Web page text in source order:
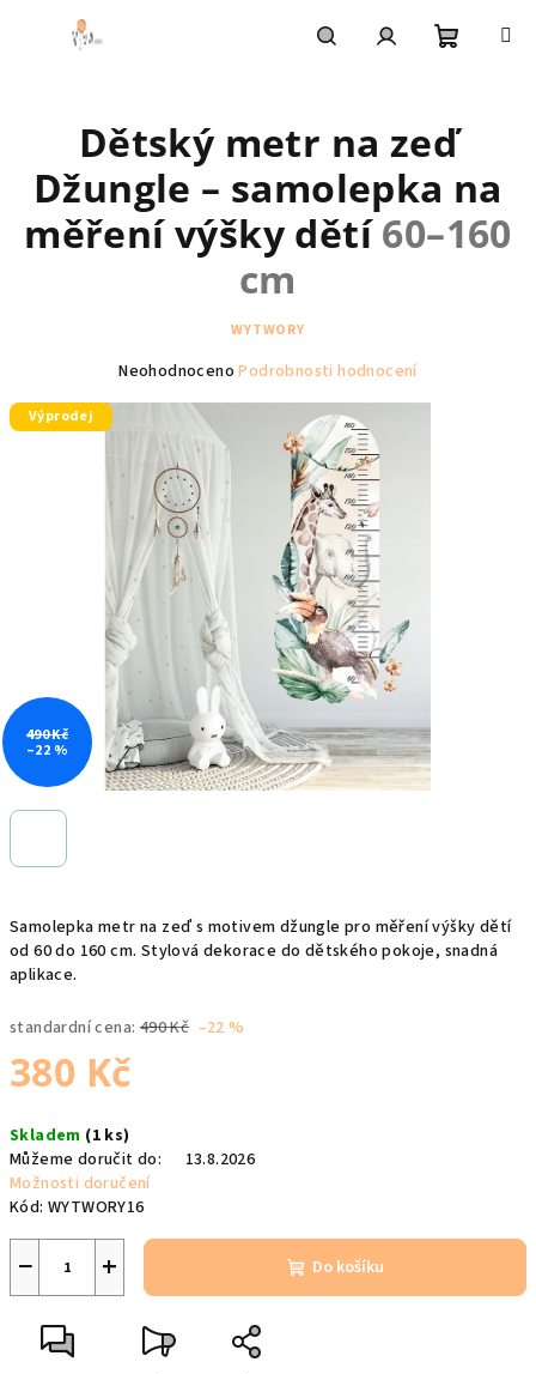
košík
Samolepka metr na zeď s motivem džungle pro měření výšky dětí
od 60 do 160 cm. Stylová dekorace do dětského pokoje, snadná
aplikace.
standardní cena: 490 Kč –22 %
380 Kč
cena:
Skladem (1 ks)
Můžeme doručit do:
13.8.2026
Možnosti doručení
Kód: WYTWORY16
+
− Do košíku
Dětský metr na zeď
Džungle – samolepka na
měření výšky dětí60–160
cm
WYTWORY
Průměrné
hvězdiček.
Neohodnoceno Podrobnosti hodnocení
Výprodej
490 Kč
–22 %